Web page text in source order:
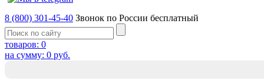
8 (800) 301-45-40 Звонок по России бесплатный
товаров: 0
на сумму: 0 руб.